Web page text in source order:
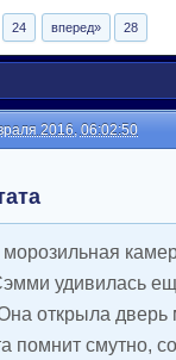
24 вперед» 28
2016, 06:02:50
удивилась
открыла
помнит смутно,